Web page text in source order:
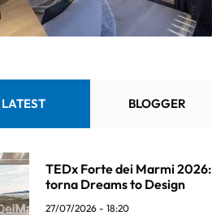
LATEST BLOGGER
TEDx Forte dei Marmi 2026:
torna Dreams to Design
27/07/2026 - 18:20